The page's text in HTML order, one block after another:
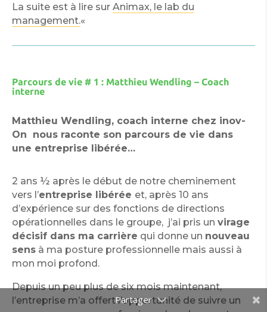
La suite est à lire sur Animax, le lab du
management.«
Parcours de vie # 1 : Matthieu Wendling – Coach
interne
Matthieu Wendling, coach interne chez inov-
On nous raconte son parcours de vie dans
une entreprise libérée…
2 ans ½ après le début de notre cheminement
vers l’entreprise libérée et, après 10 ans
d’expérience sur des fonctions de directions
opérationnelles dans le groupe, j’ai pris un virage
décisif dans ma carrière qui donne un nouveau
sens à ma posture professionnelle mais aussi à
mon moi profond.
Depuis un peu plus de six mois maintenant,
l’entreprise m’a offert l’opportunité de suivre un